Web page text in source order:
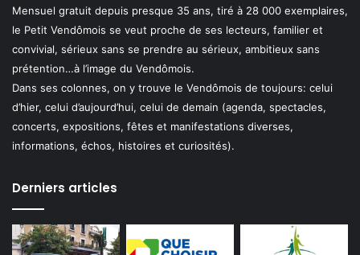
Mensuel gratuit depuis presque 35 ans, tiré à 28 000 exemplaires,
le Petit Vendômois se veut proche de ses lecteurs, familier et
convivial, sérieux sans se prendre au sérieux, ambitieux sans
prétention…à l’image du Vendômois.
Dans ses colonnes, on y trouve le Vendômois de toujours: celui
d’hier, celui d’aujourd’hui, celui de demain (agenda, spectacles,
concerts, expositions, fêtes et manifestations diverses,
informations, échos, histoires et curiosités).
Derniers articles